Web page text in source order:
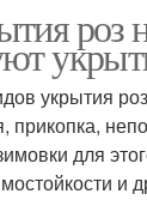
роз
укрытия
прикопка,
для
и